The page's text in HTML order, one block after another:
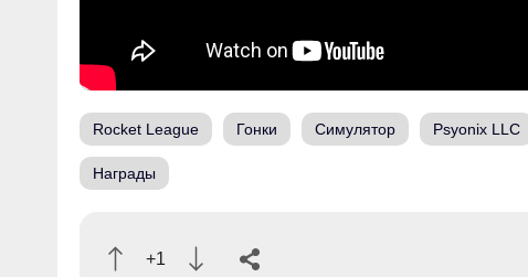
Rocket League Гонки Симулятор Psyonix LLC
Награды
+1